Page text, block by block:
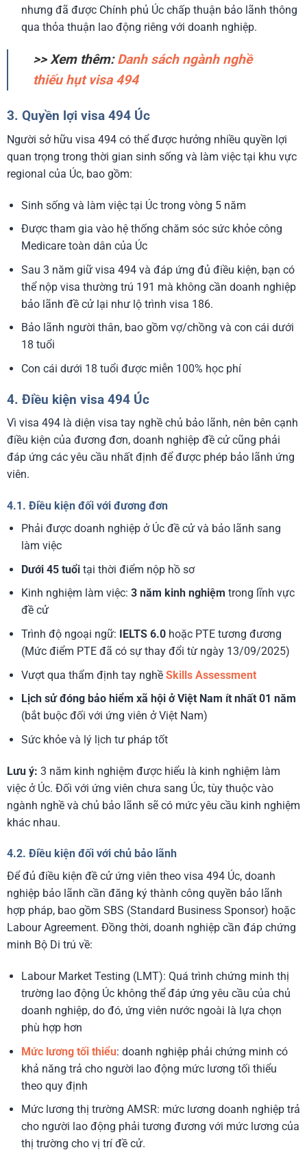
nhưng đã được Chính phủ Úc chấp thuận bảo lãnh thông
qua thỏa thuận lao động riêng với doanh nghiệp.
>> Xem thêm:Danh sách ngành nghề
thiếu hụt visa 494
3. Quyền lợi visa 494 Úc
Người sở hữu visa 494 có thể được hưởng nhiều quyền lợi
quan trọng trong thời gian sinh sống và làm việc tại khu vực
regional của Úc, bao gồm:
Sinh sống và làm việc tại Úc trong vòng 5 năm
Được tham gia vào hệ thống chăm sóc sức khỏe công
Medicare toàn dân của Úc
Sau 3 năm giữ visa 494 và đáp ứng đủ điều kiện, bạn có
thể nộp visa thường trú 191 mà không cần doanh nghiệp
bảo lãnh đề cử lại như lộ trình visa 186.
Bảo lãnh người thân, bao gồm vợ/chồng và con cái dưới
18 tuổi
Con cái dưới 18 tuổi được miễn 100% học phí
4. Điều kiện visa 494 Úc
Vì visa 494 là diện visa tay nghề chủ bảo lãnh, nên bên cạnh
điều kiện của đương đơn, doanh nghiệp đề cử cũng phải
đáp ứng các yêu cầu nhất định để được phép bảo lãnh ứng
viên.
4.1. Điều kiện đối với đương đơn
Phải được doanh nghiệp ở Úc đề cử và bảo lãnh sang
làm việc
Dưới 45 tuổitại thời điểm nộp hồ sơ
Kinh nghiệm làm việc: 3 năm kinh nghiệm trong lĩnh vực
đề cử
Trình độ ngoại ngữ: IELTS 6.0hoặc PTE tương đương
(Mức điểm PTE đã có sự thay đổi từ ngày 13/09/2025)
Vượt qua thẩm định tay nghề Skills Assessment
Lịch sử đóng bảo hiểm xã hội ở Việt Nam ít nhất 01 năm
(bắt buộc đối với ứng viên ở Việt Nam)
Sức khỏe và lý lịch tư pháp tốt
Lưu ý: 3 năm kinh nghiệm được hiểu là kinh nghiệm làm
việc ở Úc. Đối với ứng viên chưa sang Úc, tùy thuộc vào
ngành nghề và chủ bảo lãnh sẽ có mức yêu cầu kinh nghiệm
khác nhau.
4.2. Điều kiện đối với chủ bảo lãnh
Để đủ điều kiện đề cử ứng viên theo visa 494 Úc, doanh
nghiệp bảo lãnh cần đăng ký thành công quyền bảo lãnh
hợp pháp, bao gồm SBS (Standard Business Sponsor) hoặc
Labour Agreement. Đồng thời, doanh nghiệp cần đáp chứng
minh Bộ Di trú về:
Labour Market Testing (LMT): Quá trình chứng minh thị
trường lao động Úc không thể đáp ứng yêu cầu của chủ
doanh nghiệp, do đó, ứng viên nước ngoài là lựa chọn
phù hợp hơn
Mức lương tối thiểu: doanh nghiệp phải chứng minh có
khả năng trả cho người lao động mức lương tối thiểu
theo quy định
Mức lương thị trường AMSR: mức lương doanh nghiệp trả
cho người lao động phải tương đương với mức lương của
thị trường cho vị trí đề cử.